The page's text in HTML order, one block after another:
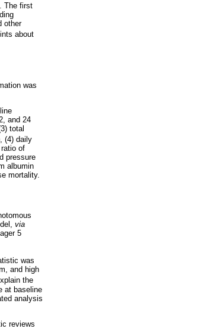
The first
other
about
was
and 24
total
(4) daily
of
pressure
albumin
mortality.
via
5
was
and high
the
at baseline
analysis
reviews